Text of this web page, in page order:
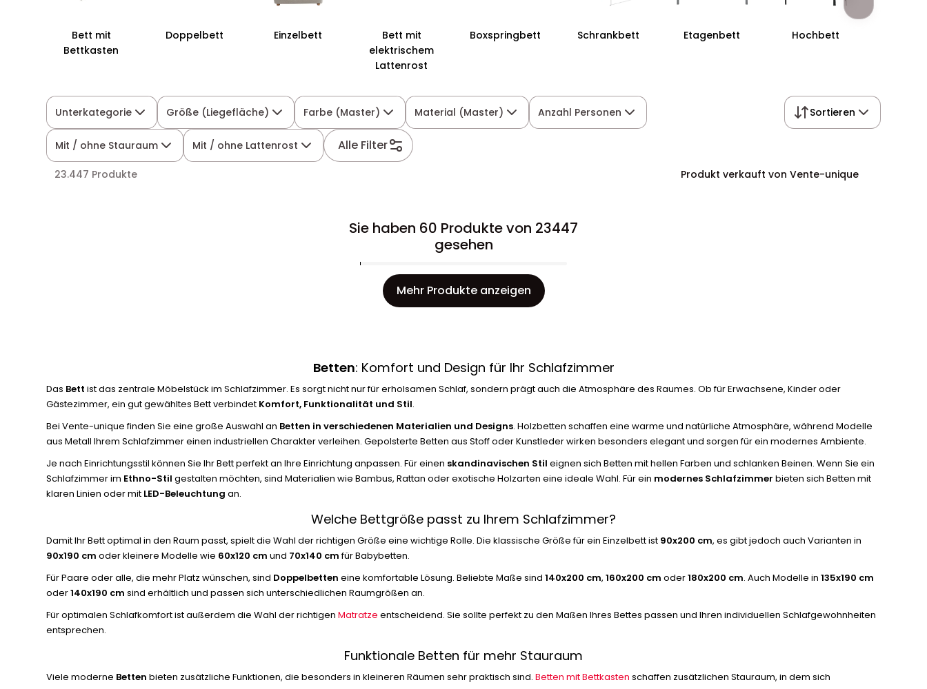
Bett mit
Bettkasten
Doppelbett Einzelbett
Bett mit
elektrischem
Lattenrost
Boxspringbett Schrankbett Etagenbett Hochbett
Unterkategorie Größe (Liegefläche) Farbe (Master) Material (Master) Anzahl Personen
Mit / ohne Stauraum Mit / ohne Lattenrost Alle Filter
Sortieren
23.447 Produkte Produkt verkauft von Vente-unique
Sie haben 60 Produkte von 23447
gesehen
Mehr Produkte anzeigen
Betten: Komfort und Design für Ihr Schlafzimmer
Das Bett ist das zentrale Möbelstück im Schlafzimmer. Es sorgt nicht nur für erholsamen Schlaf, sondern prägt auch die Atmosphäre des Raumes. Ob für Erwachsene, Kinder oder
Gästezimmer, ein gut gewähltes Bett verbindet Komfort, Funktionalität und Stil.
Bei Vente-unique finden Sie eine große Auswahl an Betten in verschiedenen Materialien und Designs. Holzbetten schaffen eine warme und natürliche Atmosphäre, während Modelle
aus Metall Ihrem Schlafzimmer einen industriellen Charakter verleihen. Gepolsterte Betten aus Stoff oder Kunstleder wirken besonders elegant und sorgen für ein modernes Ambiente.
Je nach Einrichtungsstil können Sie Ihr Bett perfekt an Ihre Einrichtung anpassen. Für einen skandinavischen Stil eignen sich Betten mit hellen Farben und schlanken Beinen. Wenn Sie ein
Schlafzimmer im Ethno-Stil gestalten möchten, sind Materialien wie Bambus, Rattan oder exotische Holzarten eine ideale Wahl. Für ein modernes Schlafzimmer bieten sich Betten mit
klaren Linien oder mit LED-Beleuchtung an.
Welche Bettgröße passt zu Ihrem Schlafzimmer?
Damit Ihr Bett optimal in den Raum passt, spielt die Wahl der richtigen Größe eine wichtige Rolle. Die klassische Größe für ein Einzelbett ist 90x200 cm, es gibt jedoch auch Varianten in
90x190 cm oder kleinere Modelle wie 60x120 cm und 70x140 cmfür Babybetten.
Für Paare oder alle, die mehr Platz wünschen, sind Doppelbetten eine komfortable Lösung. Beliebte Maße sind140x200 cm,160x200 cm oder180x200 cm. Auch Modelle in135x190 cm
oder140x190 cm sind erhältlich und passen sich unterschiedlichen Raumgrößen an.
Für optimalen Schlafkomfort ist außerdem die Wahl der richtigenMatratze entscheidend. Sie sollte perfekt zu den Maßen Ihres Bettes passen und Ihren individuellen Schlafgewohnheiten
entsprechen.
Funktionale Betten für mehr Stauraum
Viele moderne Betten bieten zusätzliche Funktionen, die besonders in kleineren Räumen sehr praktisch sind.Betten mit Bettkasten schaffen zusätzlichen Stauraum, in dem sich